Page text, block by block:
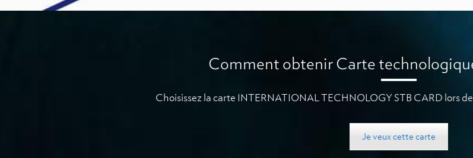
Comment obtenir Carte
Choisissez la carte INTERNATIONAL TECHNOLOGY STB CARD lors
Je veux cette carte